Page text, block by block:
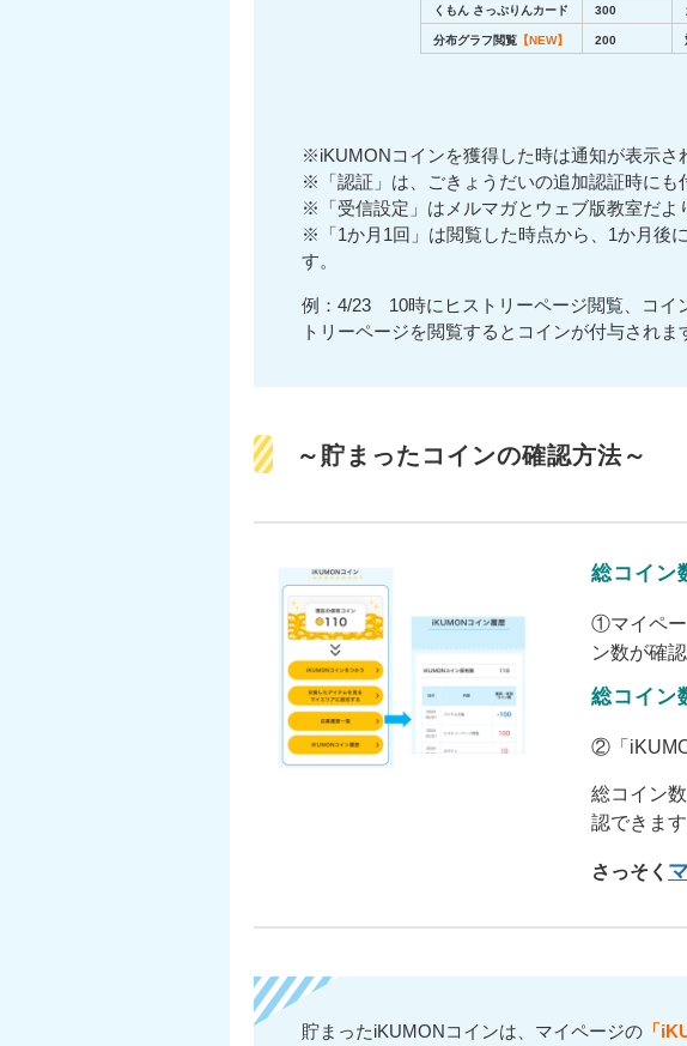
くもん さっぷりんカード 300
分布グラフ閲覧【NEW】 200
※iKUMONコインを獲得した時は通知が表示さ
※「認証」は、ごきょうだいの追加認証時にも
※「受信設定」はメルマガとウェブ版教室だよ
※「1か月1回」は閲覧した時点から、1か月後
す。
例：4/23 10時にヒストリーページ閲覧、
トリーページを閲覧するとコインが付与されま
～貯まったコインの確認方法～
総コイン
①マイペー
ン数が確
総コイン
②「
総コイン
認できます
さっそく
貯まったiKUMONコインは、マイページの 「